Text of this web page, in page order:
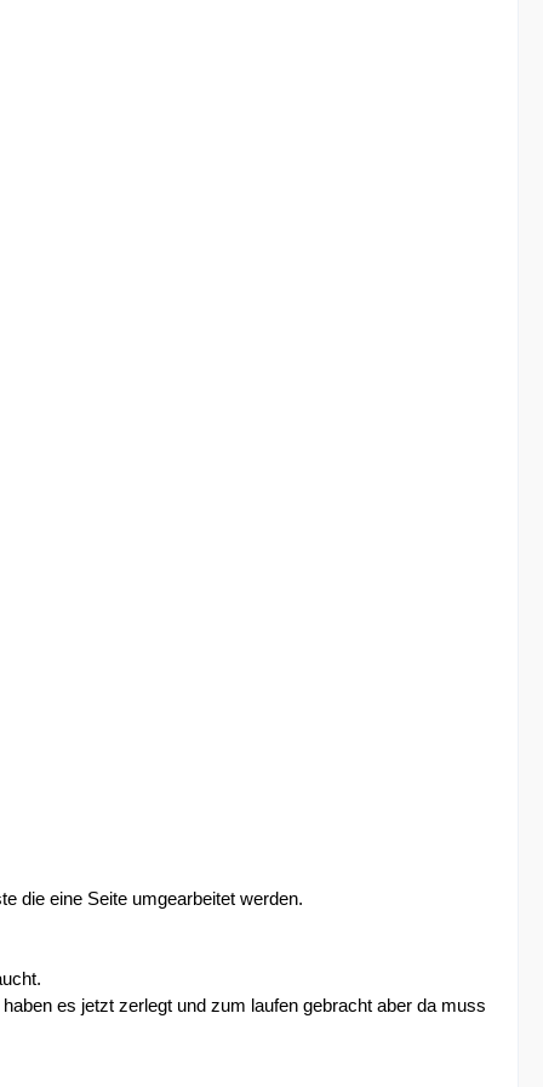
die eine Seite umgearbeitet werden.
es jetzt zerlegt und zum laufen gebracht aber da muss